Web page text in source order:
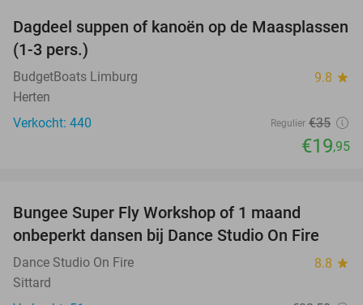
43%
Dagdeel suppen of kanoën op de Maasplassen
(1-3 pers.)
BudgetBoats Limburg 9.8 star
Herten
Verkocht: 440
Regulier €35
€19,95
Bungee Super Fly Workshop of 1 maand
onbeperkt dansen bij Dance Studio On Fire
Dance Studio On Fire 8.8 star
Sittard